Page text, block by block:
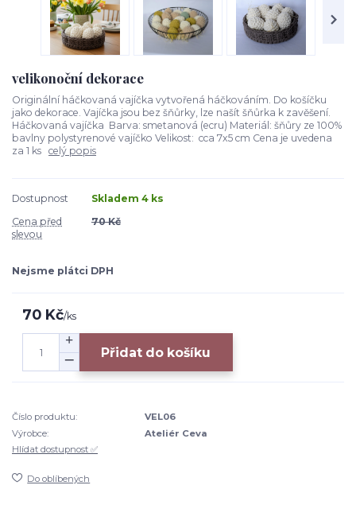
velikonoční dekorace
Originální háčkovaná vajíčka vytvořená háčkováním. Do košíčku
jako dekorace. Vajíčka jsou bez šňůrky, lze našít šňůrka k zavěšení.
Háčkovaná vajíčka Barva: smetanová (ecru) Materiál: šňůry ze 100%
bavlny polystyrenové vajíčko Velikost: cca 7x5 cm Cena je uvedena
za 1 ks celý popis
Dostupnost
Skladem 4 ks
Cena před
slevou
70 Kč
Nejsme plátci DPH
70 Kč/ks
Přidat do košíku
Číslo produktu:
VEL06
Výrobce:
Ateliér Ceva
Hlídat dostupnost ✅
Do oblíbených